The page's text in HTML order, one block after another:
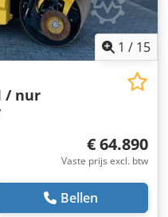
1 / 15
/ nur
€ 64.890
Vaste prijs excl. btw
Bellen